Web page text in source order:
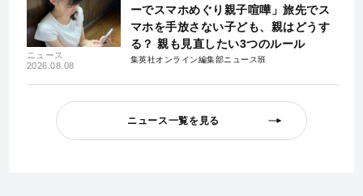
ニュース
2026.08.08
ーでスマホめぐり親子喧嘩」旅先でス
マホを手放さない子ども、親はどうす
る？ 親も見直したい3つのルール
集英社オンライン編集部ニュース班
ニュース一覧を見る